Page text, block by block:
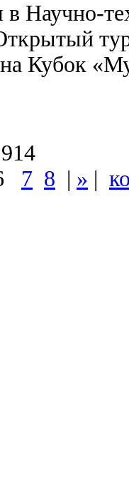
Научно-
Кубок
7 8 | » |